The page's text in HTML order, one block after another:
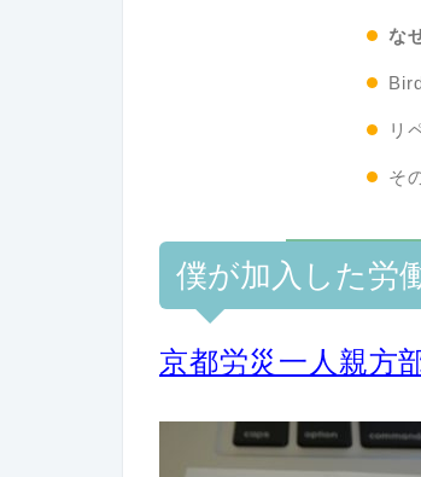
な
リ
そ
僕が加入した労
京都労災一人親方